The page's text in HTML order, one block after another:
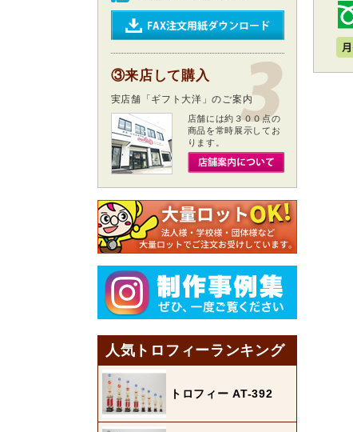
③来店して購入
実店舗「ギフト大洋」のご案内
店舗には約３００点の
商品を常時展示してお
ります。
人気トロフィーランキング
トロフィー AT-392